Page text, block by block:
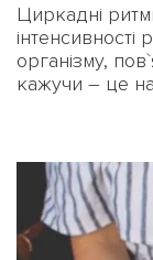
Циркадні
інтенсивності
організму,
кажучи – це